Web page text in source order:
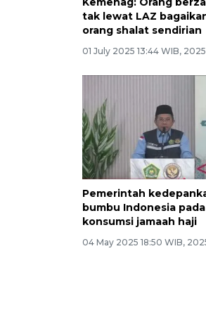
tak lewat LAZ
orang shalat sendirian
01 July 2025 13:44 WIB, 2025
Pemerintah
bumbu Indonesia pada
konsumsi jamaah haji
04 May 2025 18:50 WIB,